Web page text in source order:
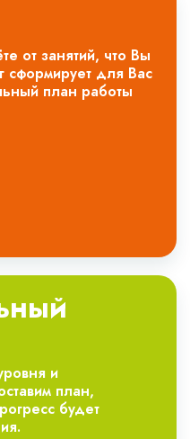
от занятий, что Вы
сформирует для Вас
план работы
и
план,
будет